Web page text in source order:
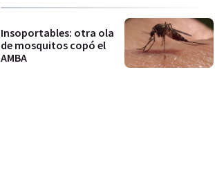
Insoportables: otra ola
de mosquitos copó el
AMBA